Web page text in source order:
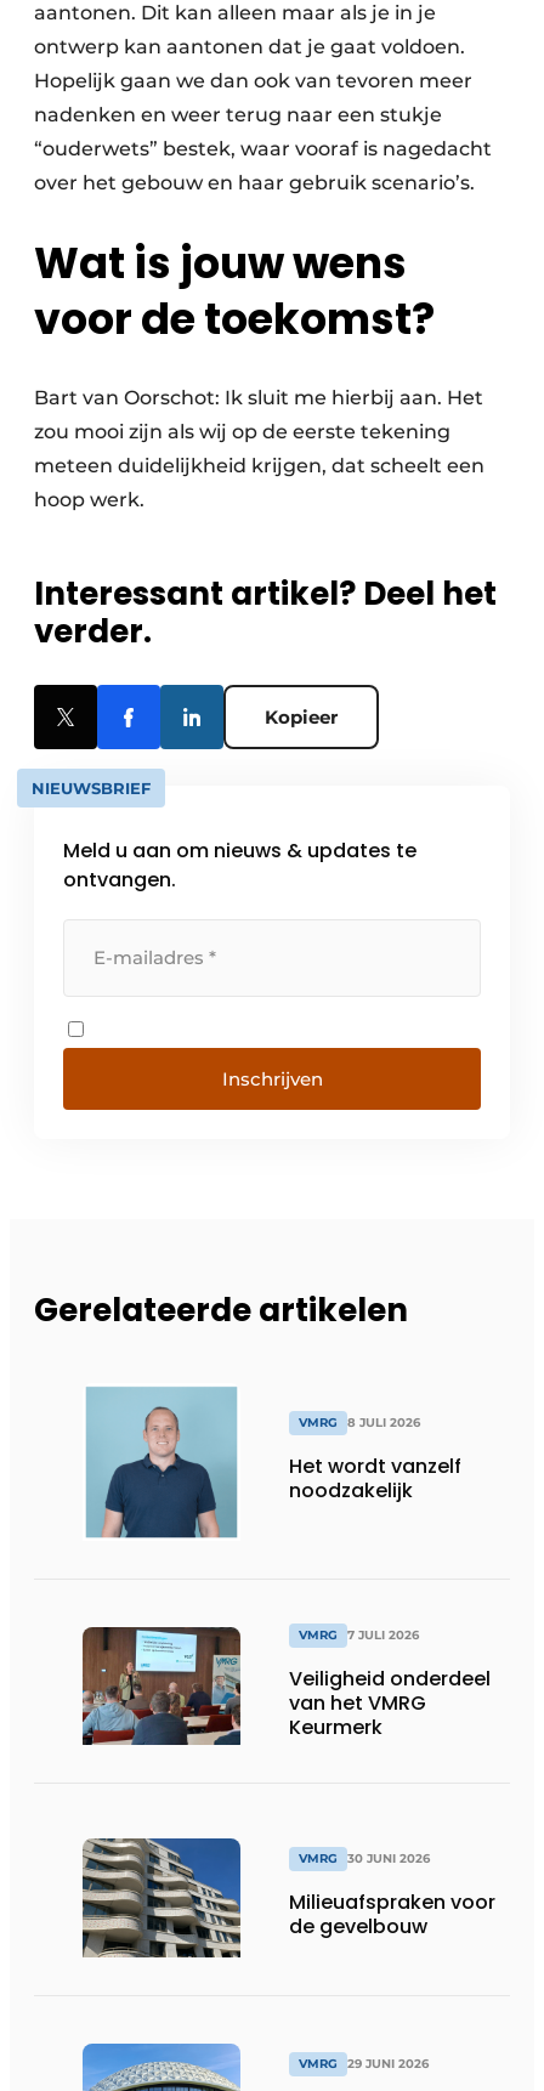
aantonen. Dit kan alleen maar als je in je
ontwerp kan aantonen dat je gaat voldoen.
Hopelijk gaan we dan ook van tevoren meer
nadenken en weer terug naar een stukje
“ouderwets” bestek, waar vooraf is nagedacht
over het gebouw en haar gebruik scenario’s.
Wat is jouw wens
voor de toekomst?
Bart van Oorschot: Ik sluit me hierbij aan. Het
zou mooi zijn als wij op de eerste tekening
meteen duidelijkheid krijgen, dat scheelt een
hoop werk.
Interessant artikel? Deel het
verder.
Kopieer
NIEUWSBRIEF
Meld u aan om nieuws & updates te
ontvangen.
Inschrijven
Gerelateerde artikelen
VMRG 8 JULI 2026
Het wordt vanzelf
noodzakelijk
VMRG 7 JULI 2026
Veiligheid onderdeel
van het VMRG
Keurmerk
VMRG 30 JUNI 2026
Milieuafspraken voor
de gevelbouw
VMRG 29 JUNI 2026